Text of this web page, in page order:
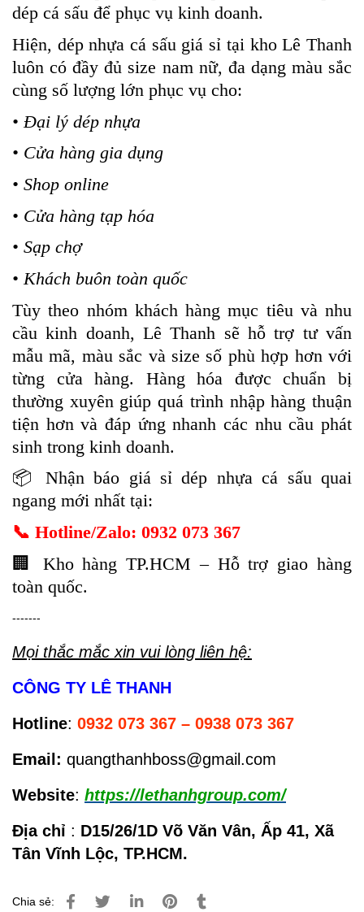
dép cá sấu để phục vụ kinh doanh.
Hiện, dép nhựa cá sấu giá sỉ tại kho Lê Thanh
luôn có đầy đủ size nam nữ, đa dạng màu sắc
cùng số lượng lớn phục vụ cho:
• Đại lý dép nhựa
• Cửa hàng gia dụng
• Shop online
• Cửa hàng tạp hóa
• Sạp chợ
• Khách buôn toàn quốc
Tùy theo nhóm khách hàng mục tiêu và nhu
cầu kinh doanh, Lê Thanh sẽ hỗ trợ tư vấn
mẫu mã, màu sắc và size số phù hợp hơn với
từng cửa hàng. Hàng hóa được chuẩn bị
thường xuyên giúp quá trình nhập hàng thuận
tiện hơn và đáp ứng nhanh các nhu cầu phát
sinh trong kinh doanh.
📦
Nhận báo giá sỉ dép nhựa cá sấu quai
ngang mới nhất tại:
📞 Hotline/Zalo: 0932 073 367
🏢
Kho hàng TP.HCM – Hỗ trợ giao hàng
toàn quốc.
-------
Mọi thắc mắc xin vui lòng liên hệ:
CÔNG TY LÊ THANH
Hotline: 0932 073 367 – 0938 073 367
Email: quangthanhboss@gmail.com
Website: https://lethanhgroup.com/
Địa chỉ : D15/26/1D Võ Văn Vân, Ấp 41, Xã
Tân Vĩnh Lộc, TP.HCM.
Chia sẻ: